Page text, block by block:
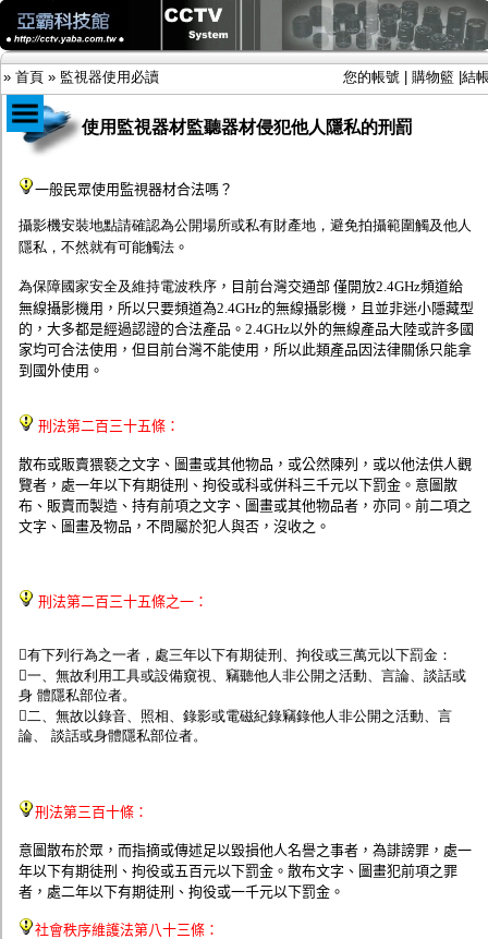
» 首頁 » 監視器使用必讀 您的帳號 購物籃 結
商品目錄
IP網路攝影機及錄放影機
AHD DVR數位錄放影機
AHD中小型紅外線攝影機(適用騎樓、室內外)
AHD防護罩型攝影機(適用屋外，紅外線照射
距離遠）
AHD特殊功能型攝影機
旋轉型攝影機.旋轉台
投光設備
防護罩及支架
多路攝影機單軸傳輸
監聽器.麥克風
網路設備
視訊轉換設備
分配放大器
懶人線.同軸線.花線
線頭.插座.延長線.HDMI線
集線盒.防水盒.配線盒
變壓器.避雷器
轉接頭
電腦工業機殼
使用監視器材監聽器材侵犯他人隱私的刑罰
一般民眾使用監視器材合法嗎？
攝影機安裝地點請確認為公開場所或私有財產地，避免拍攝範圍觸及他人
隱私，不然就有可能觸法 。
為保障國家安全及維持電波秩序 ，目前台灣交通部 僅開放2.4GHz頻道給
無線攝影機用，所以只要頻道為2.4GHz的無線攝影機，且並非迷小隱藏型
的，大多都是經過認證的合法產品。2.4GHz以外的無線產品大陸或許多國
家均可合法使用，但目前台灣不能使用，所以此類產品因法律關係只能拿
到國外使用。
刑法第二百三十五條：
散布或販賣猥褻之文字、圖畫或其他物品，或公然陳列，或以他法供人觀
覽者，處一年以下有期徒刑、拘役或科或併科三千元以下罰金。意圖散
布、販賣而製造、持有前項之文字、圖畫或其他物品者，亦同。前二項之
文字、圖畫及物品，不問屬於犯人與否，沒收之。
刑法第二百三十五條之一：
有下列行為之一者，處三年以下有期徒刑、拘役或三萬元以下罰金：
一、無故利用工具或設備窺視、竊聽他人非公開之活動、言論、談話或
身 體隱私部位者。
二、無故以錄音、照相、錄影或電磁紀錄竊錄他人非公開之活動、言
論、 談話或身體隱私部位者。
刑法第三百十條：
意圖散布於眾，而指摘或傳述足以毀損他人名譽之事者，為誹謗罪，處一
年以下有期徒刑、拘役或五百元以下罰金。散布文字、圖畫犯前項之罪
者，處二年以下有期徒刑、拘役或一千元以下罰金。
社會秩序維護法第八十三條：